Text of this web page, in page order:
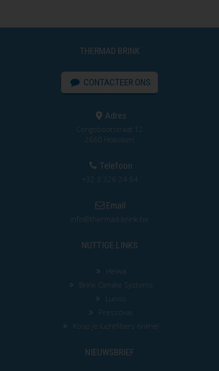
THERMAD BRINK
CONTACTEER ONS
Adres
Congobootstraat 12
2660 Hoboken
Telefoon
+32 3 326 24 84
Email
info@thermad-brink.be
NUTTIGE LINKS
Heiwa
Brink Climate Systems
Lunos
Pressovac
Koop je luchtfilters online!
NIEUWSBRIEF